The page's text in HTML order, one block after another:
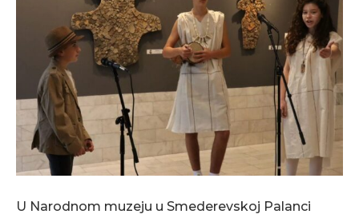
U Narodnom muzeju u Smederevskoj Palanci